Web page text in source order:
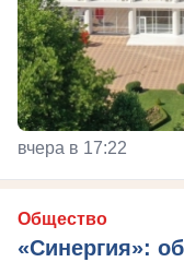
вчера в 17:22
Общество
«Синергия»: